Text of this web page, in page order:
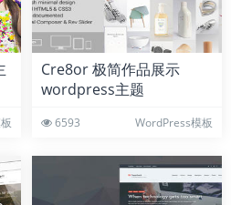
Cre8or 极简作品展示
wordpress主题
6593 WordPress模板